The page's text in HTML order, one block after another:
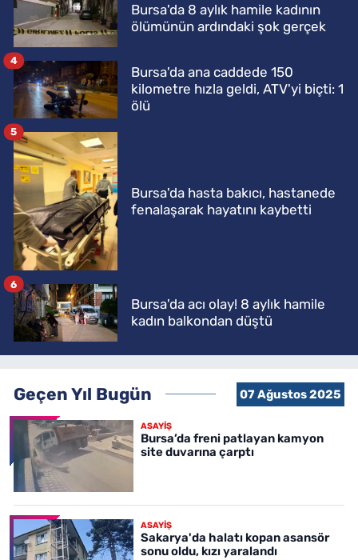
Bursa'da 8 aylık hamile kadının
ölümünün ardındaki şok gerçek
Bursa'da ana caddede 150
kilometre hızla geldi, ATV'yi biçti: 1
ölü
4
Bursa'da hasta bakıcı, hastanede
fenalaşarak hayatını kaybetti
5
Bursa'da acı olay! 8 aylık hamile
kadın balkondan düştü
6
Geçen Yıl Bugün 07 Ağustos 2025
ASAYİŞ
Bursa’da freni patlayan kamyon
site duvarına çarptı
ASAYİŞ
Sakarya'da halatı kopan asansör
sonu oldu, kızı yaralandı